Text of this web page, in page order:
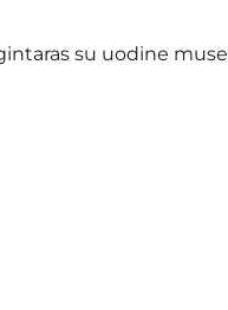
su uodine muse